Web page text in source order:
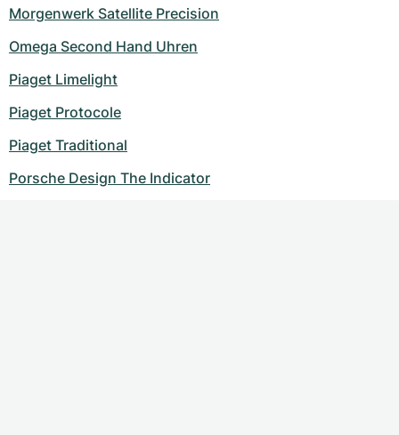
Morgenwerk Satellite Precision
Omega Second Hand Uhren
Piaget Limelight
Piaget Protocole
Piaget Traditional
Porsche Design The Indicator